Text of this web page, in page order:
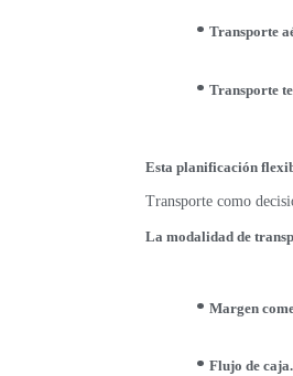
Transporte
Transporte
Esta planificación
Transporte como
La modalidad de
Margen
Flujo de caja.